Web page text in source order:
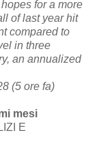
for a more
of last year hit
compared to
in three
an annualized
(5 ore fa)
mesi
E